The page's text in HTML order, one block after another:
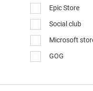
Epic Store
Social club
Microsoft
GOG